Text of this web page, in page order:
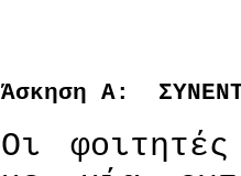
Άσκηση Α:
Οι